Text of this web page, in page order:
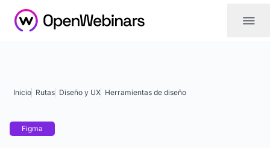
|||
Inicio Rutas Diseño y UX Herramientas de diseño
Figma